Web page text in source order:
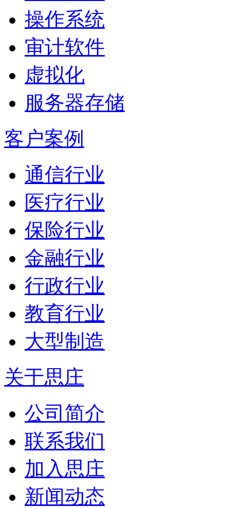
操作系统
审计软件
虚拟化
服务器存储
客户案例
通信行业
医疗行业
保险行业
金融行业
行政行业
教育行业
大型制造
关于思庄
公司简介
联系我们
加入思庄
新闻动态